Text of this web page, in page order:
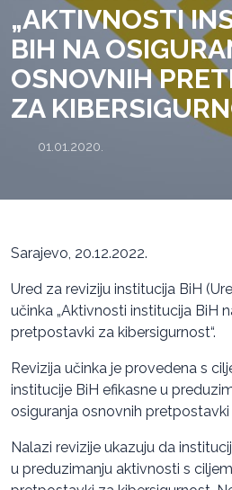
„AKTIVNOSTI
BIH NA
OSNOVNIH
ZA
01.01.2020.
Sarajevo, 20.12.2022.
Ured za reviziju institucija BiH
učinka „Aktivnosti institucija BiH
pretpostavki za kibersigurnost“.
Revizija učinka je provedena s
institucije BiH efikasne u
osiguranja osnovnih
Nalazi revizije ukazuju da
u preduzimanju aktivnosti s